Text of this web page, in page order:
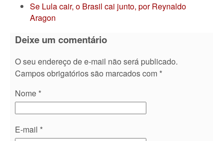
Se Lula cair, o Brasil cai junto, por Reynaldo
Aragon
Deixe um comentário
O seu endereço de e-mail não será publicado.
Campos obrigatórios são marcados com *
Nome *
E-mail *